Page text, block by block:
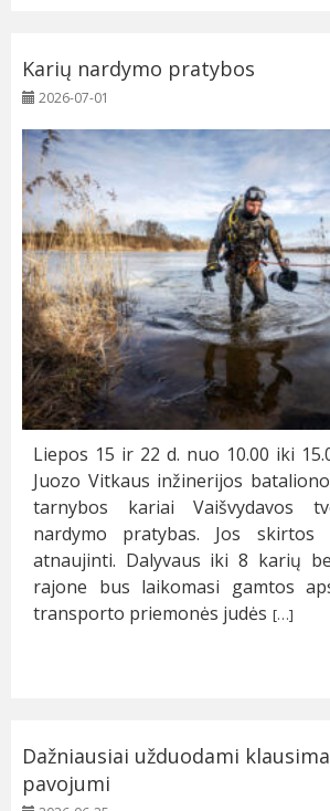
Karių nardymo pratybos
2026-07-01
Liepos 15 ir 22 d. nuo 10.00 iki
Juozo Vitkaus inžinerijos
tarnybos kariai Vaišvydavos
nardymo pratybas. Jos skirtos
atnaujinti. Dalyvaus iki 8 karių
rajone bus laikomasi gamtos
transporto priemonės judės […]
Dažniausiai užduodami
pavojumi